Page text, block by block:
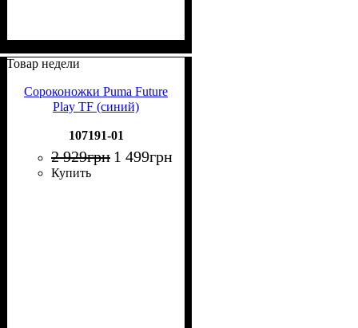
Товар недели
Сороконожки Puma Future
Play TF (синий)
107191-01
2 929грн 1 499грн
Купить